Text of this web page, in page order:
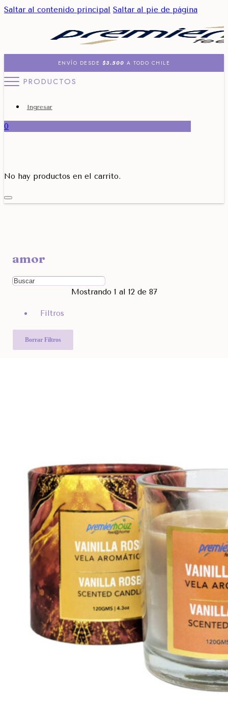
Saltar al contenido principal Saltar al pie de página
ENVÍO DESDE $3.500 A TODO CHILE
PRODUCTOS
Ingresar
0
No hay productos en el carrito.
Filtra por Marcas
Ordenar Por
Otras Categorías
amor
Mostrando 1 al 12 de 87
Filtros
Borrar Filtros